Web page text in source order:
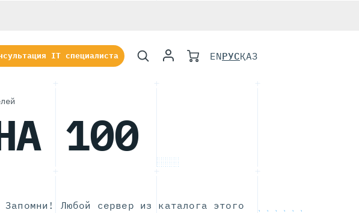
IT специалиста ENРУСҚАЗ
100
Запомни! Любой сервер из каталога этого